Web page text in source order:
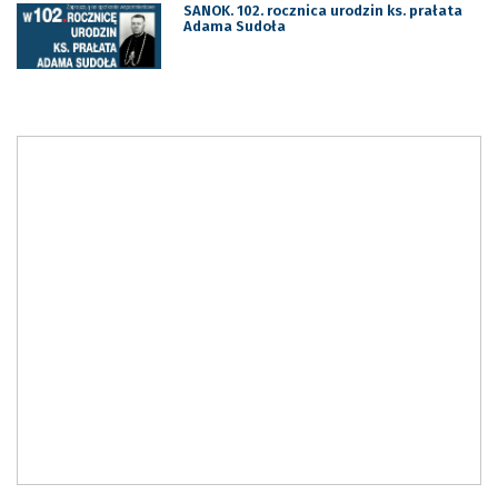
SANOK. 102. rocznica urodzin ks. prałata
Adama Sudoła